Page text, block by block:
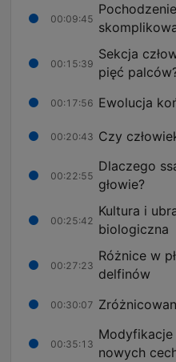
00:09:45
00:15:39
Sekcja
pięć
00:17:56 Ewolucja
00:20:43 Czy
00:22:55
Dlaczego
głowie?
00:25:42
Kultura i
biologiczna
00:27:23
Różnice w
delfinów
00:30:07
00:35:13
nowych